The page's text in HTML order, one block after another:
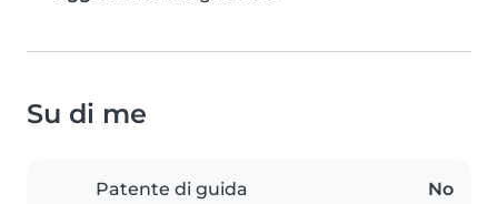
Su di me
Patente di guida No